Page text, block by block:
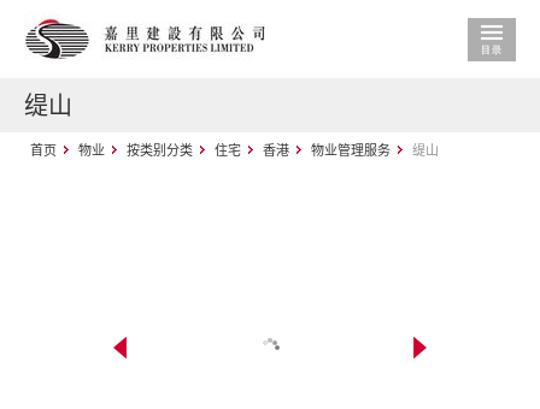
缇山
首页 物业 按类别分类 住宅 香港 物业管理服务 缇山